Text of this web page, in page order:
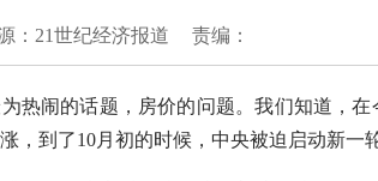
：21世纪经济报道 责编：
热闹的话题，房价的问题。我们知道，
，到了10月初的时候，中央被迫启动新一